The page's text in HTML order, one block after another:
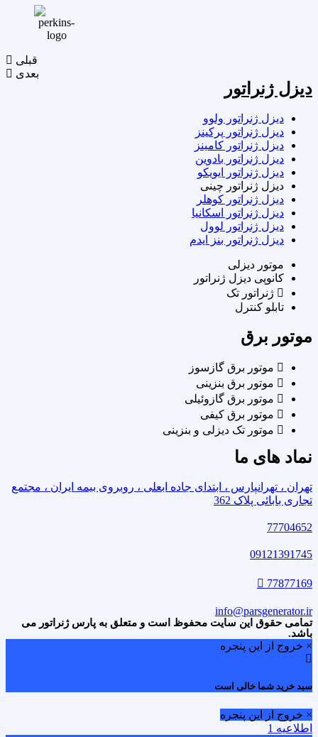
قبلی
بعدی
دیزل ژنراتور
دیزل ژنراتور ولوو
دیزل ژنراتور پرکینز
دیزل ژنراتور کامینز
دیزل ژنراتور بادوین
دیزل ژنراتور ایویکو
دیزل ژنراتور چینی
دیزل ژنراتور کوهلر
دیزل ژنراتور اسکانیا
دیزل ژنراتور لوول
دیزل ژنراتور بنز ایدم
موتور دیزلی
کانوپی دیزل ژنراتور
ژنراتور تک
تابلو کنترل
موتور برق
موتور برق گازسوز
موتور برق بنزینی
موتور برق گازوئیلی
موتور برق کیفی
موتور تک دیزلی و بنزینی
نماد های ما
تهران ، تهرانپارس ، ابتدای جاده ابعلی ، روبروی بیمه ایران ، مجتمع
تجاری بابائی پلاک 362
77704652
09121391745
77877169
info@parsgenerator.ir
تمامی حقوق این سایت محفوظ است و متعلق به پارس ژنراتور می
باشد.
× خروج از این پنجره
سبد خرید شما خالی است
× خروج از این پنجره
اطلاعیه 1